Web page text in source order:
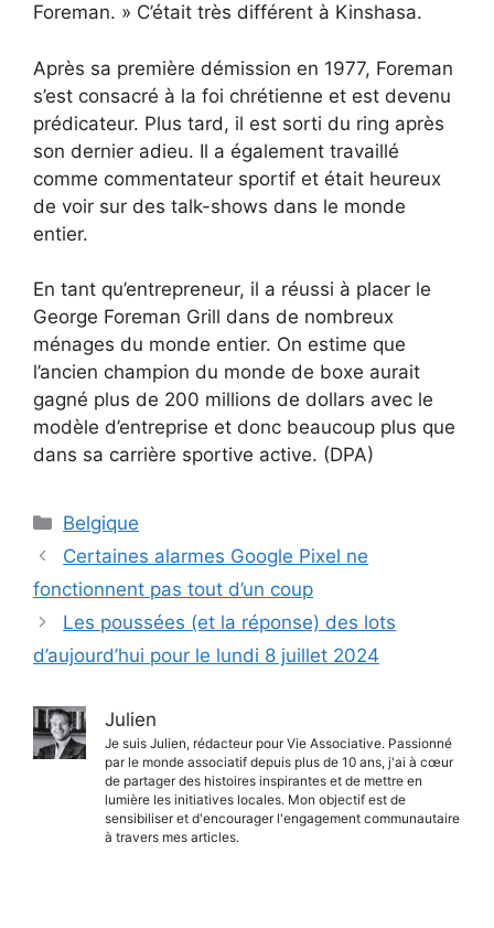
Foreman. » C’était très différent à Kinshasa.
Après sa première démission en 1977, Foreman
s’est consacré à la foi chrétienne et est devenu
prédicateur. Plus tard, il est sorti du ring après
son dernier adieu. Il a également travaillé
comme commentateur sportif et était heureux
de voir sur des talk-shows dans le monde
entier.
En tant qu’entrepreneur, il a réussi à placer le
George Foreman Grill dans de nombreux
ménages du monde entier. On estime que
l’ancien champion du monde de boxe aurait
gagné plus de 200 millions de dollars avec le
modèle d’entreprise et donc beaucoup plus que
dans sa carrière sportive active. (DPA)
Catégories
Belgique
Certaines alarmes Google Pixel ne
fonctionnent pas tout d’un coup
Les poussées (et la réponse) des lots
d’aujourd’hui pour le lundi 8 juillet 2024
Julien
Je suis Julien, rédacteur pour Vie Associative. Passionné
par le monde associatif depuis plus de 10 ans, j'ai à cœur
de partager des histoires inspirantes et de mettre en
lumière les initiatives locales. Mon objectif est de
sensibiliser et d'encourager l'engagement communautaire
à travers mes articles.